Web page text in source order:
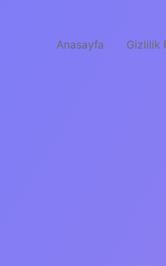
Anasayfa Gizlilik